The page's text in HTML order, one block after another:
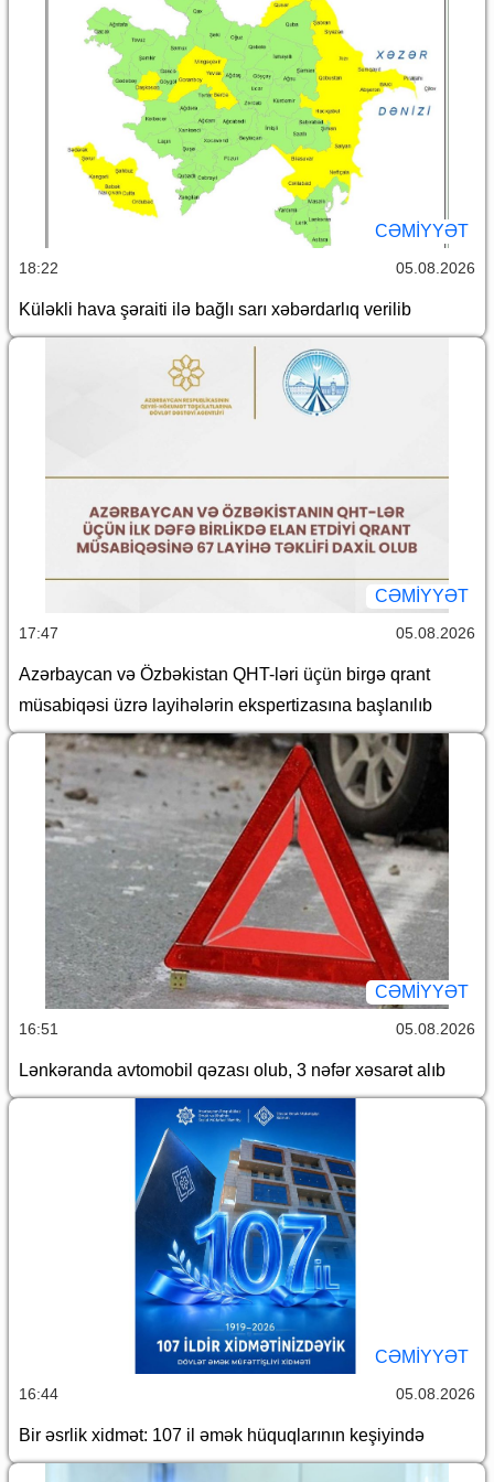
CƏMİYYƏT
18:22 05.08.2026
Küləkli hava şəraiti ilə bağlı sarı xəbərdarlıq verilib
CƏMİYYƏT
17:47 05.08.2026
Azərbaycan və Özbəkistan QHT-ləri üçün birgə qrant
müsabiqəsi üzrə layihələrin ekspertizasına başlanılıb
CƏMİYYƏT
16:51 05.08.2026
Lənkəranda avtomobil qəzası olub, 3 nəfər xəsarət alıb
CƏMİYYƏT
16:44 05.08.2026
Bir əsrlik xidmət: 107 il əmək hüquqlarının keşiyində